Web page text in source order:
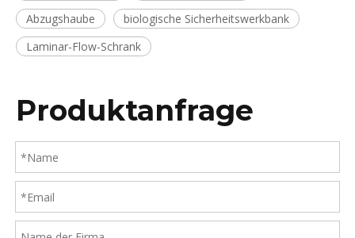
Abzugshaube
biologische Sicherheitswerkbank
Laminar-Flow-Schrank
Produktanfrage